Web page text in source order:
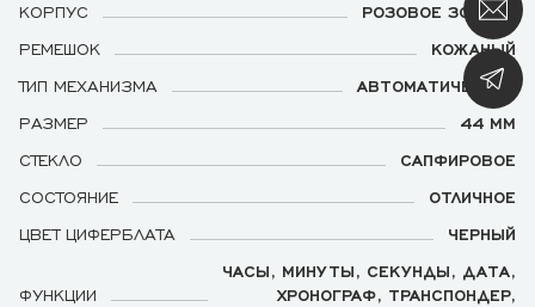
КОРПУС
РОЗОВОЕ ЗОЛОТО
РЕМЕШОК
КОЖАНЫЙ
ТИП МЕХАНИЗМА
АВТОМАТИЧЕСКИЙ
РАЗМЕР
44 ММ
СТЕКЛО
САПФИРОВОЕ
СОСТОЯНИЕ
ОТЛИЧНОЕ
ЦВЕТ ЦИФЕРБЛАТА
ЧЕРНЫЙ
ФУНКЦИИ
ЧАСЫ, МИНУТЫ, СЕКУНДЫ, ДАТА,
ХРОНОГРАФ, ТРАНСПОНДЕР,